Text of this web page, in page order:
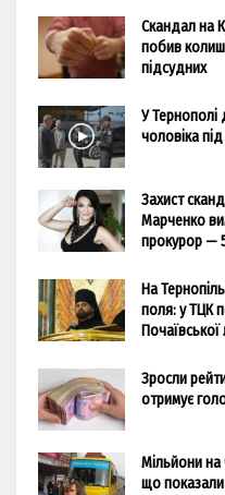
Скандал на
побив
підсудних
У Тернополі
чоловіка
Захист
Марченко
прокурор —
На
поля: у ТЦК
Почаївської
Зросли
отримує
Мільйони на
що показали